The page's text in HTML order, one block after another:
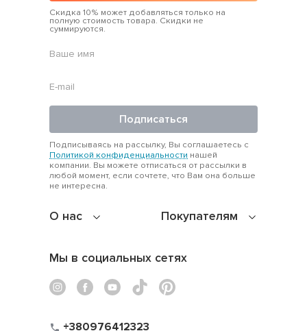
О нас Покупателям
Скидка 10% может добавляться только на
полную стоимость товара. Скидки не
суммируются.
Подписаться
Подписываясь на рассылку, Вы соглашаетесь с
Политикой конфиденциальности нашей
компании. Вы можете отписаться от рассылки в
любой момент, если сочтете, что Вам она больше
не интересна.
Мы в социальных сетях
+380976412323